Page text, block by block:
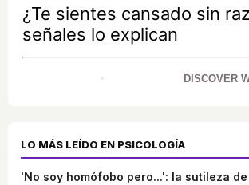
¿Te sientes cansado sin
señales lo explican
DISCOVER
LO MÁS LEÍDO EN PSICOLOGÍA
'No soy homófobo pero...': la sutileza